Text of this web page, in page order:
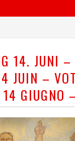
14. JUNI –
JUIN –
14